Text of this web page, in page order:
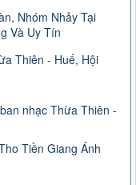
Nhóm Nhảy Tại
Và Uy Tín
Thiên - Huế, Hội
nhạc Thừa Thiên -
Tiền Giang Ánh